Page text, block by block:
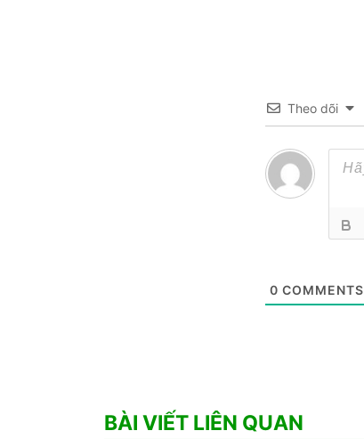
Theo dõi
0 COMMENTS
BÀI VIẾT LIÊN QUAN